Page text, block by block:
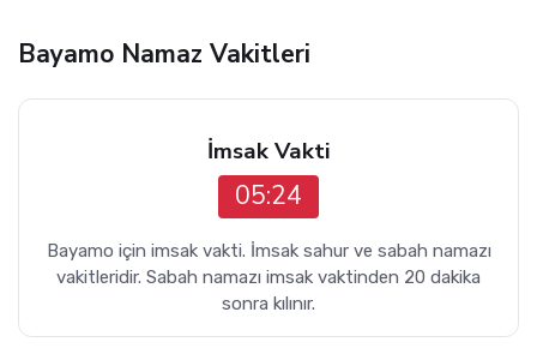
Bayamo Namaz Vakitleri
İmsak Vakti
05:24
Bayamo için imsak vakti. İmsak sahur ve sabah namazı
vakitleridir. Sabah namazı imsak vaktinden 20 dakika
sonra kılınır.